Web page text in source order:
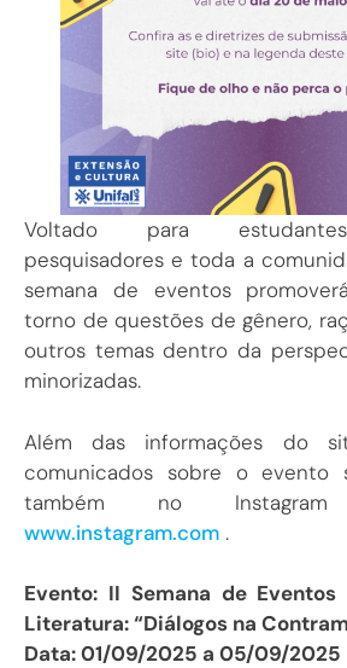
Voltado para
pesquisadores e toda a
semana de eventos
torno de questões de gênero,
outros temas dentro da
minorizadas.
Além das informações do
comunicados sobre o evento
também no
www.instagram.com .
Evento: II Semana de
Literatura: “Diálogos na
Data: 01/09/2025 a 05/09/2025